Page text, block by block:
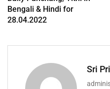
Bengali & Hindi for
28.04.2022
Sri